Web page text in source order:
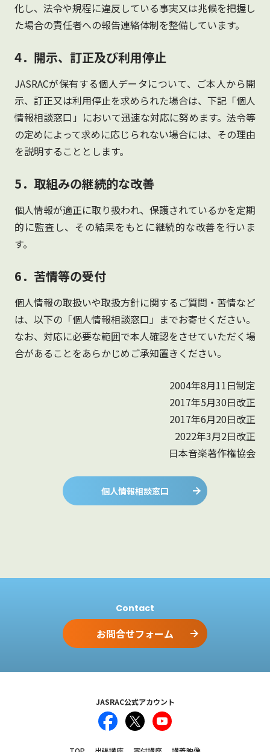
化し、法令や規程に違反している事実又は兆候を把握し
た場合の責任者への報告連絡体制を整備しています。
4．開示、訂正及び利用停止
JASRACが保有する個人データについて、ご本人から開
示、訂正又は利用停止を求められた場合は、下記「個人
情報相談窓口」において迅速な対応に努めます。法令等
の定めによって求めに応じられない場合には、その理由
を説明することとします。
5．取組みの継続的な改善
個人情報が適正に取り扱われ、保護されているかを定期
的に監査し、その結果をもとに継続的な改善を行いま
す。
6．苦情等の受付
個人情報の取扱いや取扱方針に関するご質問・苦情など
は、以下の「個人情報相談窓口」までお寄せください。
なお、対応に必要な範囲で本人確認をさせていただく場
合があることをあらかじめご承知置きください。
2004年8月11日制定
2017年5月30日改正
2017年6月20日改正
2022年3月2日改正
日本音楽著作権協会
個人情報相談窓口
Contact
お問合せフォーム
JASRAC公式アカウント